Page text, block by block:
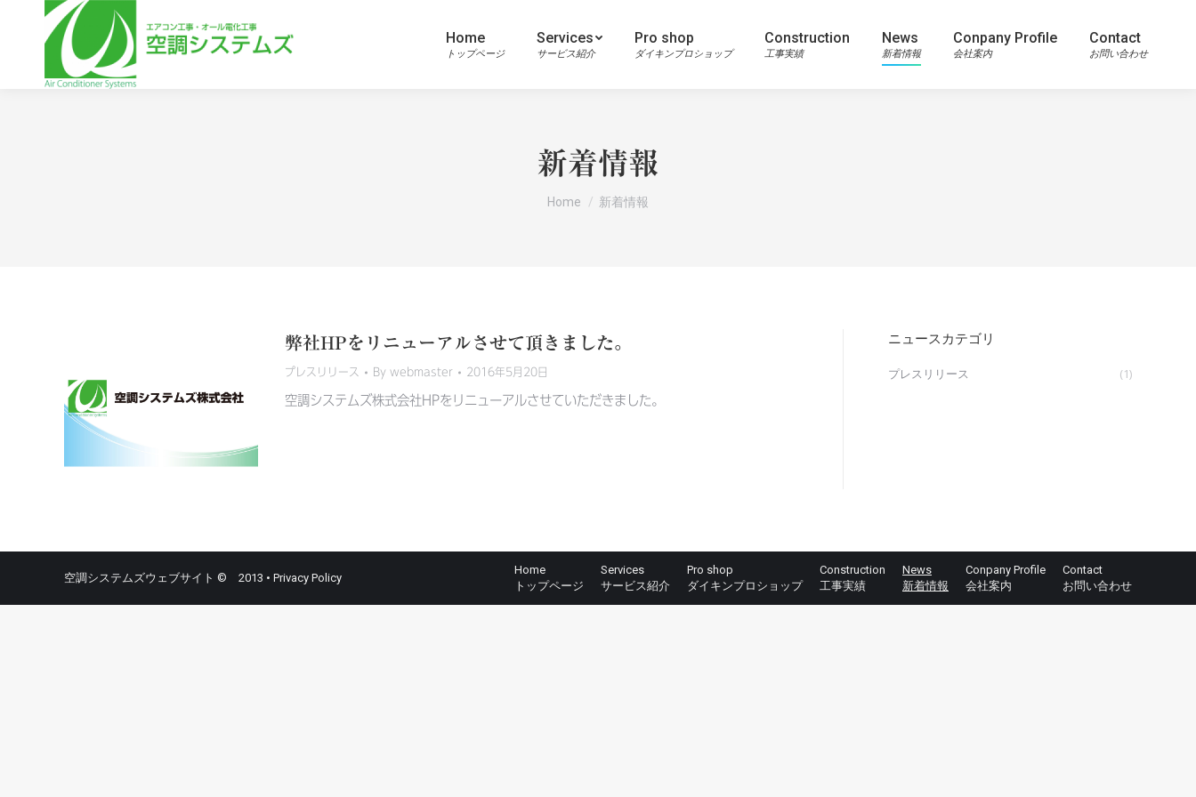
Home
トップページ
Services
サービス紹介
Pro shop
ダイキンプロショップ
Construction
工事実績
News
新着情報
Conpany Profile
会社案内
Contact
お問い合わせ
新着情報
You are here:
Home 新着情報
弊社HPをリニューアルさせて頂きました。
プレスリリース By webmaster 2016年5月20日
空調システムズ株式会社HPをリニューアルさせていただきました。
ニュースカテゴリ
プレスリリース (1)
空調システムズウェブサイト © 2013 • Privacy Policy
Home
トップページ
Services
サービス紹介
Pro shop
ダイキンプロショップ
Construction
工事実績
News
新着情報
Conpany Profile
会社案内
Contact
お問い合わせ